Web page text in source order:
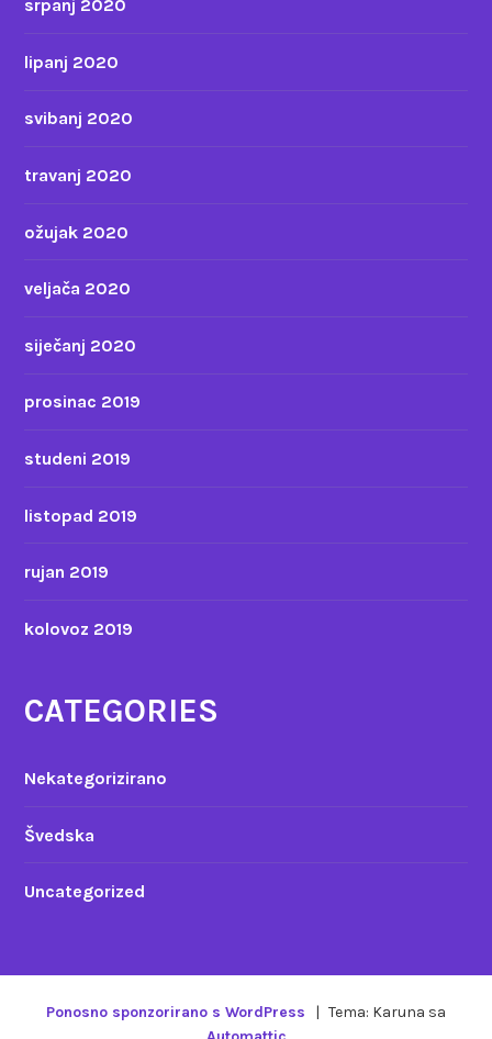
srpanj 2020
lipanj 2020
svibanj 2020
travanj 2020
ožujak 2020
veljača 2020
siječanj 2020
prosinac 2019
studeni 2019
listopad 2019
rujan 2019
kolovoz 2019
CATEGORIES
Nekategorizirano
Švedska
Uncategorized
Ponosno sponzorirano s WordPress | Tema: Karuna sa